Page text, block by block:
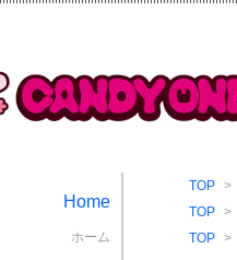
TOP >
TOP >
TOP >
Home
ホーム